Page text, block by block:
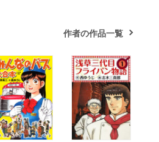
作者の作品一覧